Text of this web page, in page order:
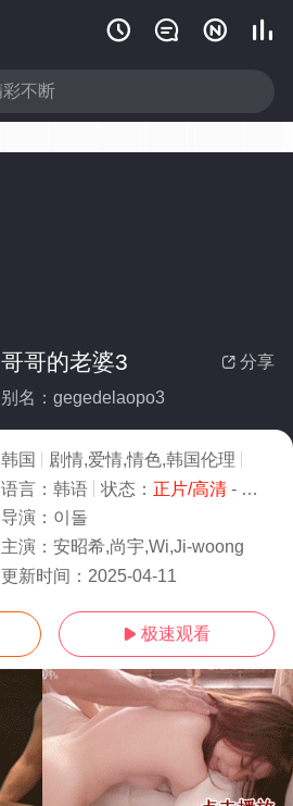
   
 分享
哥哥的老婆3
别名：gegedelaopo3
韩国 剧情,爱情,情色,韩国伦理
语言： 韩语 状态： 正片/高清- 免费在线观看
导演： 이돌
主演： 安昭希,尚宇,Wi,Ji-woong
更新时间： 2025-04-11
 极速观看